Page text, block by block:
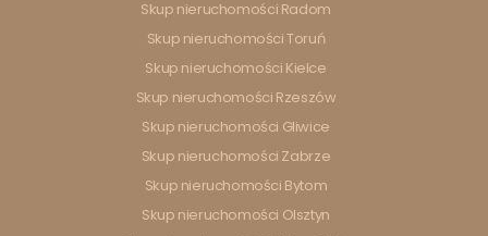
Skup nieruchomości Radom
Skup nieruchomości Toruń
Skup nieruchomości Kielce
Skup nieruchomości Rzeszów
Skup nieruchomości Gliwice
Skup nieruchomości Zabrze
Skup nieruchomości Bytom
Skup nieruchomości Olsztyn